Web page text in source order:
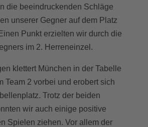
die beeindruckenden Schläge
unserer Gegner auf dem Platz
Punkt erzielten wir durch die
im 2. Herreneinzel.
klettert München in der Tabelle
Team 2 vorbei und erobert sich
Trotz der beiden
wir auch einige positive
Spielen ziehen. Vor allem der